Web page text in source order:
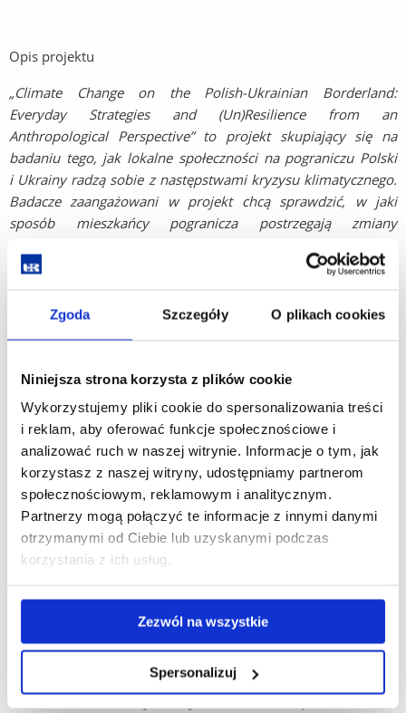
Zgoda Szczegóły O plikach cookies
Niniejsza strona korzysta z plików cookie
Wykorzystujemy pliki cookie do spersonalizowania treści
i reklam, aby oferować funkcje społecznościowe i
analizować ruch w naszej witrynie. Informacje o tym, jak
korzystasz z naszej witryny, udostępniamy partnerom
społecznościowym, reklamowym i analitycznym.
Partnerzy mogą połączyć te informacje z innymi danymi
otrzymanymi od Ciebie lub uzyskanymi podczas
korzystania z ich usług.
Zezwól na wszystkie
Spersonalizuj
Opis projektu
„Climate Change on the Polish-Ukrainian Borderland:
Everyday Strategies and (Un)Resilience from an
Anthropological Perspective” to projekt skupiający się na
badaniu tego, jak lokalne społeczności na pograniczu Polski
i Ukrainy radzą sobie z następstwami kryzysu klimatycznego.
Badacze zaangażowani w projekt chcą sprawdzić, w jaki
sposób mieszkańcy pogranicza postrzegają zmiany
i jak dostosowują swoje życie codzienne oraz gospodarkę do
Projekt opiera się na podejściu antropologii klimatu, które
Badacze będą prowadzić jakościowe badania etnograficzne –
etnograficzne. Szczególna uwaga zostanie poświęcona
nieformalnym, oddolnym inicjatywom, takim jak ochrona
źródeł wody, sadzenie drzew, przeciwdziałanie zabudowie
terenów zalewowych czy monitorowanie wycinki lasów. Takie
działania, określane jako „oddolna ekologia”, są przejawem
troski o wspólne dobro i współzależność, niezależnie od
działań podejmowanych przez struktury państwowe czy
rynkowe.
lokalnych oraz organizacji ekologicznych pokaże, jak różne
warunki polityczne i gospodarcze wpływają na podejmowane
działania. W Polsce ważną rolę odgrywają unijne programy
środowiskowe, podczas gdy na Ukrainie dominują inicjatywy